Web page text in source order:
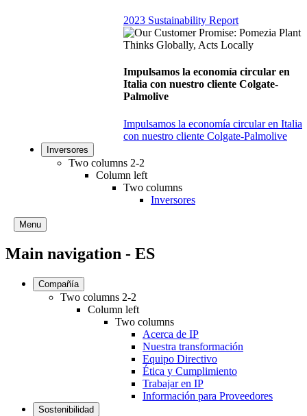
2023 Sustainability Report
Impulsamos la economía circular en
Italia con nuestro cliente Colgate-
Palmolive
Impulsamos la economía circular en Italia
con nuestro cliente Colgate-Palmolive
Inversores
Two columns 2-2
Column left
Two columns
Inversores
Menu
Main navigation - ES
Compañía
Two columns 2-2
Column left
Two columns
Acerca de IP
Nuestra transformación
Equipo Directivo
Ética y Cumplimiento
Trabajar en IP
Información para Proveedores
Sostenibilidad